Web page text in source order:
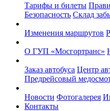
Тарифы и билеты
Безопасность Склад
Изменения маршрутов
О ГУП «Мосгортранс»
Заказ автобуса Центр
Предрейсовый
Новости Фотогалерея
Контакты